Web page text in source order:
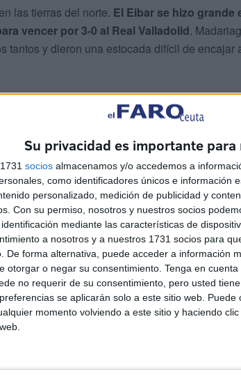
Su privacidad es importante
socios almacenamos y/o accedemos a
como identificadores únicos e información
personalizado, medición de publicidad y
Con su permiso, nosotros y nuestros socios
mediante las características de
a nosotros y a nuestros 1731 socios para
De forma alternativa, puede acceder a información
otorgar o negar su consentimiento. Tenga en
no requerir de su consentimiento, pero usted
se aplicarán solo a este sitio web.
momento volviendo a este sitio y haciendo
las tierras del norte. El Eibar se hizo grande
vencer por 3-0 al Real Valladolid.
tantos y dieron una estocada difícil de encajar
y al campanazo del Andorra sobre el
Eddahchouri fue penalizado con un gol en el
puntos al equipo pirenaico.
puntos. Racing y Huesca se iban a repartir
tremendo estado de forma. Un gol de
y a celebrar a La Mareona.
fin de semana. Cuatro tantos (Clemente, Manu